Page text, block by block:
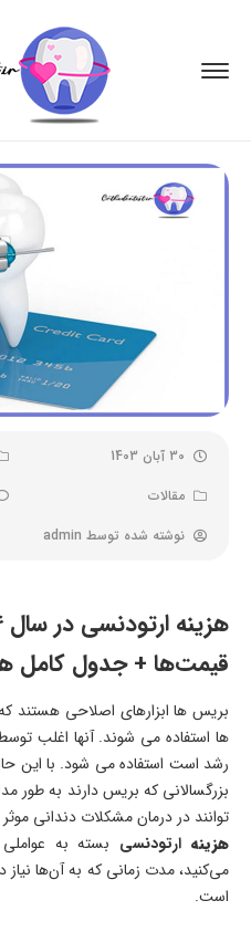
30 آبان 1403
مقالات
نوشته شده توسط admin
قیمت‌ها + جدول کامل
بریس ها ابزارهای اصلاحی هستند
ها استفاده می شوند. آنها اغلب
بزرگسالانی که بریس دارند به طور
توانند در درمان مشکلات دندانی
هزینه ارتودنسی بسته به
می‌کنید، مدت زمانی که به آن‌ها
است.